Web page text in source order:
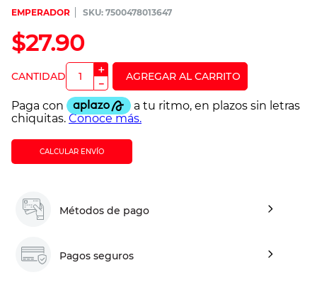
EMPERADOR :7500478013647
$27.90
＋
－
CALCULAR ENVÍO
Métodos de pago
Pagos seguros